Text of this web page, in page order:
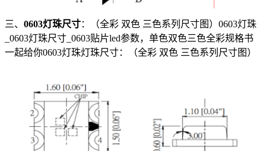
三、 0603灯珠尺寸：（全彩 双色 三色系列尺寸图）0603灯珠
_0603灯珠尺寸_0603贴片led参数，单色双色三色全彩规格书
一起给你0603灯珠灯珠尺寸：（全彩 双色 三色系列尺寸图）